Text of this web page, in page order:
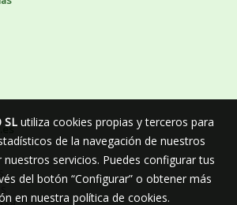
SLutiliza cookies propias y terceros para
de la navegación de nuestros
servicios. Puedes configurar tus
del botón “Configurar” o obtener más
en nuestra política de cookies.